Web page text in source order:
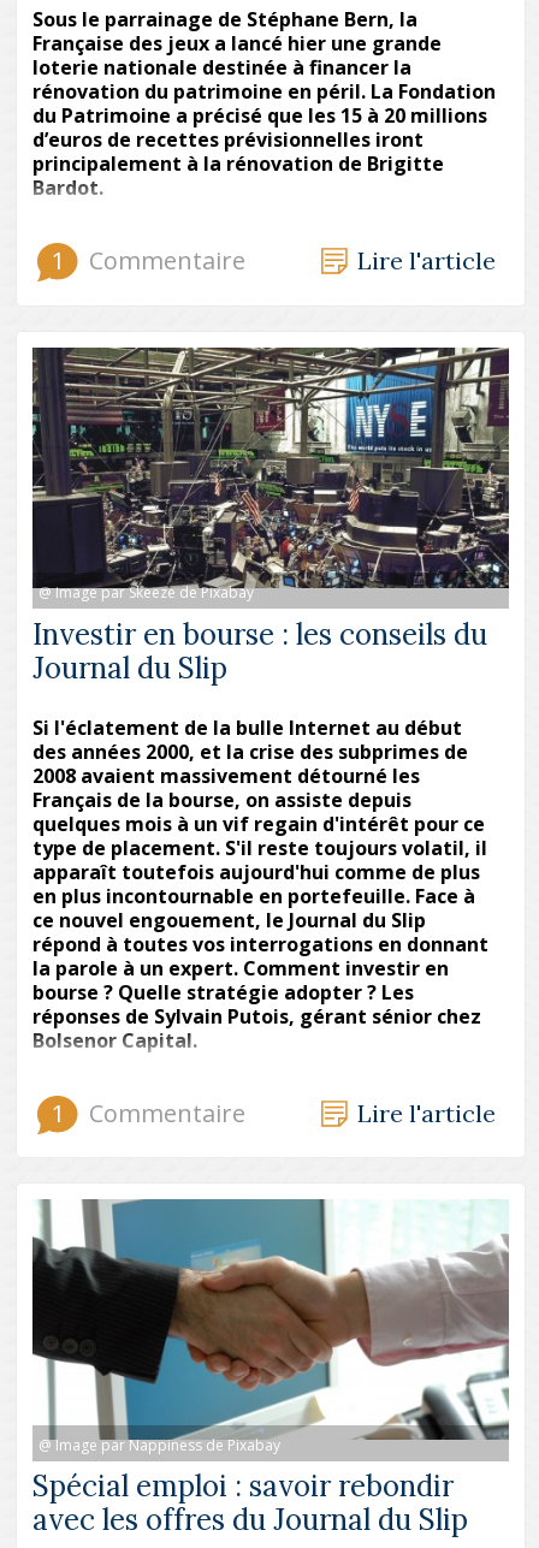
Sous le parrainage de Stéphane Bern, la
Française des jeux a lancé hier une grande
loterie nationale destinée à financer la
rénovation du patrimoine en péril. La Fondation
du Patrimoine a précisé que les 15 à 20 millions
d’euros de recettes prévisionnelles iront
principalement à la rénovation de Brigitte
Bardot.
1 Commentaire Lire l'article
@ Image par Skeeze de Pixabay
Investir en bourse : les conseils du
Journal du Slip
Si l'éclatement de la bulle Internet au début
des années 2000, et la crise des subprimes de
2008 avaient massivement détourné les
Français de la bourse, on assiste depuis
quelques mois à un vif regain d'intérêt pour ce
type de placement. S'il reste toujours volatil, il
apparaît toutefois aujourd'hui comme de plus
en plus incontournable en portefeuille. Face à
ce nouvel engouement, le Journal du Slip
répond à toutes vos interrogations en donnant
la parole à un expert. Comment investir en
bourse ? Quelle stratégie adopter ? Les
réponses de Sylvain Putois, gérant sénior chez
Bolsenor Capital.
1Commentaire Lire l'article
@ Image par Nappiness de Pixabay
Spécial emploi : savoir rebondir
avec les offres du Journal du Slip